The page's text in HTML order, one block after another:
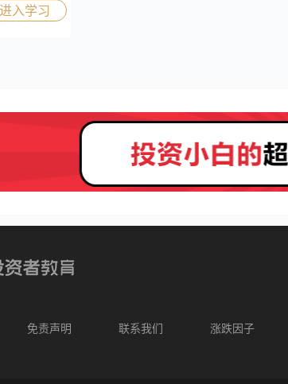
进入学习
免责声明 联系我们 涨跌因子